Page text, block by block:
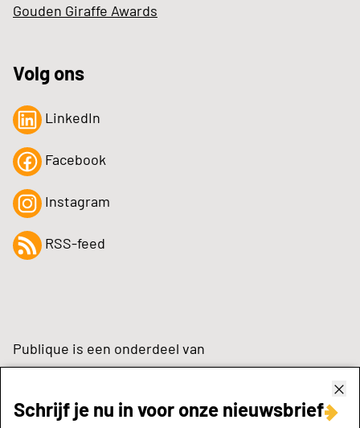
Schrijf je nu in voor onze nieuwsbrief
Gouden Giraffe Awards
Volg ons
LinkedIn
Facebook
Instagram
RSS-feed
Publique is een onderdeel van